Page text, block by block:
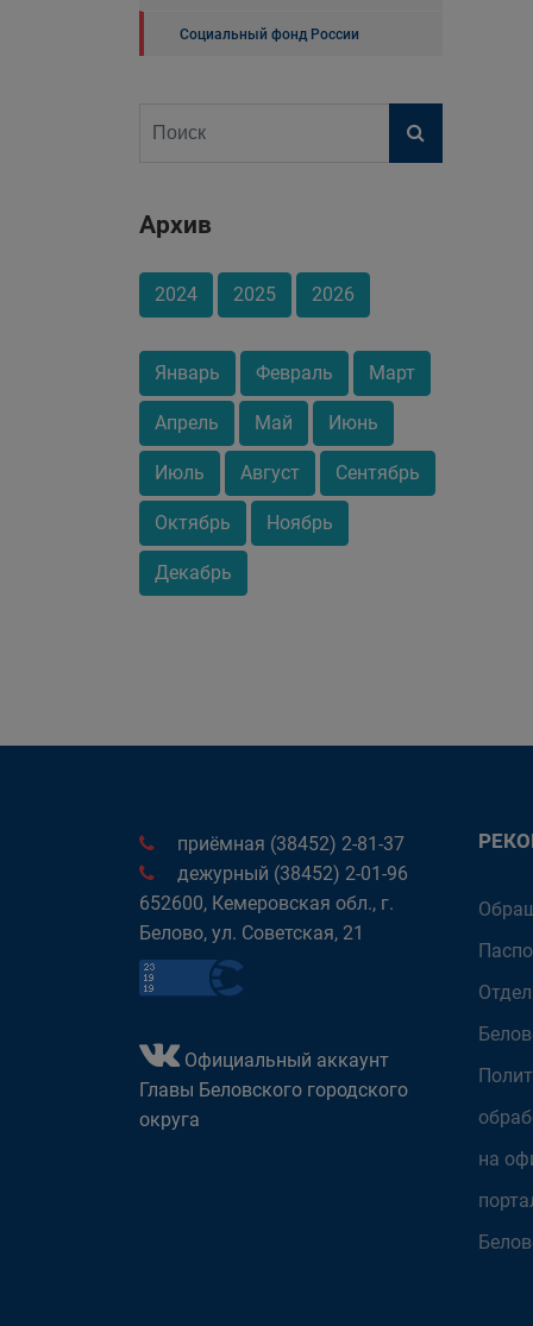
Социальный фонд России
Архив
2024 2025 2026
Январь Февраль Март
Апрель Май Июнь
Июль Август Сентябрь
Октябрь Ноябрь
Декабрь
приёмная (38452) 2-81-37
дежурный (38452) 2-01-96
652600, Кемеровская обл., г.
Белово, ул. Советская, 21
Официальный аккаунт
Главы Беловского городского
округа
на